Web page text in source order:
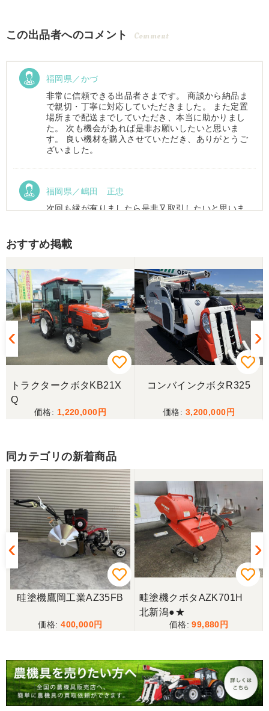
この出品者へのコメント Comment
福岡県／かづ
非常に信頼できる出品者さまです。 商談から納品ま
で親切・丁寧に対応していただきました。 また定置
場所まで配送までしていただき、本当に助かりまし
た。 次も機会があれば是非お願いしたいと思いま
す。 良い機材を購入させていただき、ありがとうご
ざいました。
福岡県／嶋田 正忠
次回も縁が有りましたら是非又取引したいと思いま
色々と農機具屋さんと取引してきましたが、とても
親切で信頼のおける業者様でした。 これからもお付
き合いしたいと、思います。 有り難うございまし
た。
福岡県／中津かき
2025.6/14土曜日午前中に宇佐市院内町まで配達にき
てもらいました。以前ナカガワ農機商会さん当時に
きてもらってから2回目です。対応が丁寧で社長さん
た。
福岡県／廣瀬 修一
丁寧な対応ありがとうございました。
福岡県／廣瀬 修一
丁寧なご連絡ありがとうございました。またご利用
させて頂きます。
福岡県／にしむら
丁寧な対応でした
福岡県／津田泰成
おすすめ掲載
トラクタークボタKB21X
Q
1,220,000
コンバインクボタR325
3,200,000
同カテゴリの新着商品
畦塗機鷹岡工業AZ35FB
400,000
畦塗機クボタAZK701H
北新潟●★
99,880